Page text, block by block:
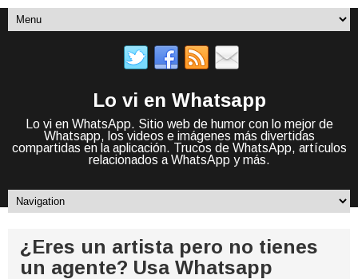
Lo vi en Whatsapp
Lo vi en WhatsApp. Sitio web de humor con lo mejor de
Whatsapp, los videos e imágenes más divertidas
compartidas en la aplicación. Trucos de WhatsApp, artículos
relacionados a WhatsApp y más.
¿Eres un artista pero no tienes
un agente? Usa Whatsapp